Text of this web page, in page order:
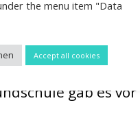
auf unserer
Steinfurt,
gab es vor
the menu item "Data
Accept all cookies